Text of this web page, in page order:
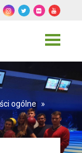
Toggle
ogólne »